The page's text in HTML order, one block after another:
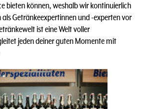
bieten können, weshalb wir kontinuierlich
Getränkeexpertinnen und -experten vor
ist eine Welt voller
jeden deiner guten Momente mit